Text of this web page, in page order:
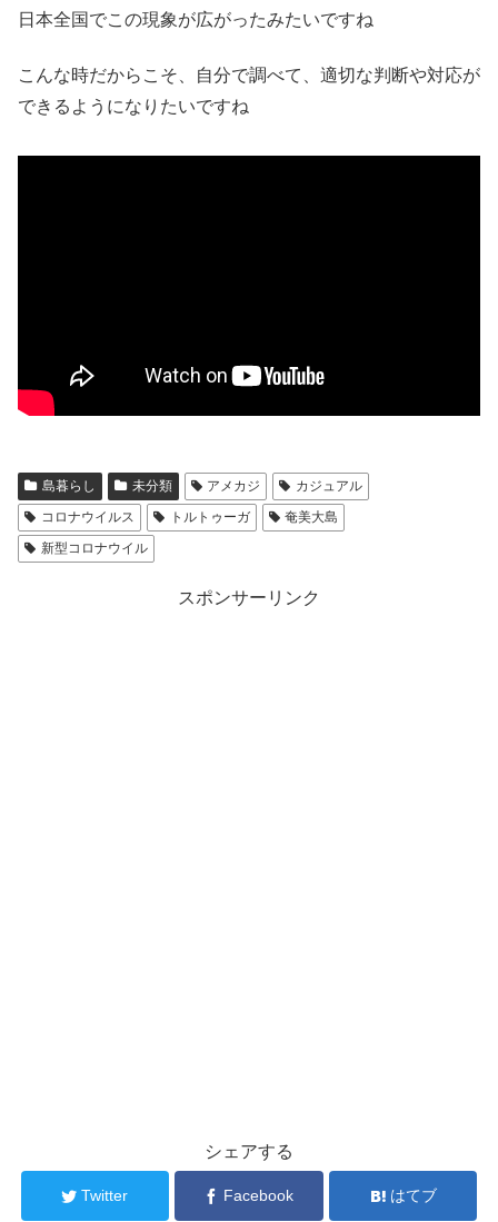
日本全国でこの現象が広がったみたいですね
こんな時だからこそ、自分で調べて、適切な判断や対応が
できるようになりたいですね
島暮らし 未分類 アメカジ
カジュアル
コロナウイルス
トルトゥーガ
奄美大島
新型コロナウイル
スポンサーリンク
シェアする
Twitter Facebook はてブ